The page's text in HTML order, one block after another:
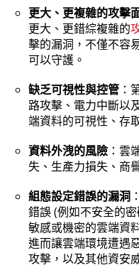
更大、更複雜的攻擊
更大、更錯綜複雜的
擊的漏洞，不僅不容
可以守護。
缺乏可視性與控管 ：
路攻擊、電力中斷以
端資料的可視性、存
資料外洩的風險 ：雲
失、生產力損失、商
組態設定錯誤的漏洞
錯誤 (例如不安全的
敏感或機密的雲端資
進而讓雲端環境遭遇
攻擊，以及其他資安